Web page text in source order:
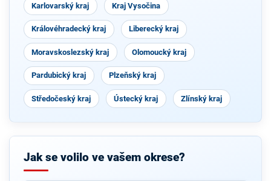
Karlovarský kraj Kraj Vysočina
Královéhradecký kraj Liberecký kraj
Moravskoslezský kraj Olomoucký kraj
Pardubický kraj Plzeňský kraj
Středočeský kraj Ústecký kraj Zlínský kraj
Jak se volilo ve vašem okrese?